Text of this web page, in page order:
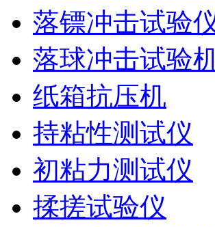
落镖冲击试验
落球冲击试验
纸箱抗压机
持粘性测试仪
初粘力测试仪
揉搓试验仪